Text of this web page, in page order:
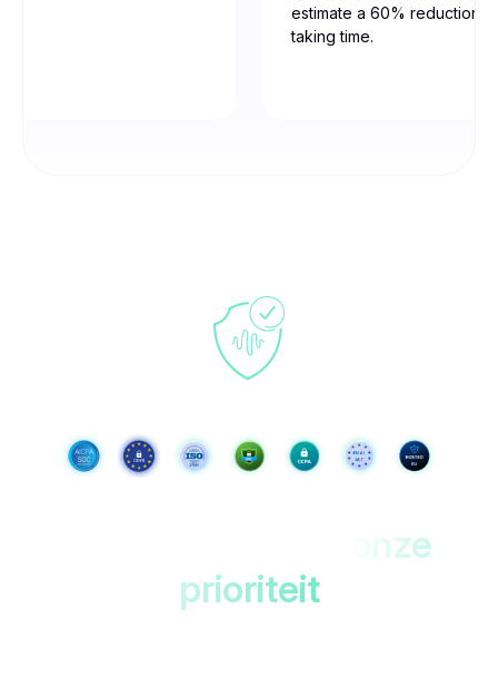
estimate a 60% reduction
taking time.
onze
prioriteit